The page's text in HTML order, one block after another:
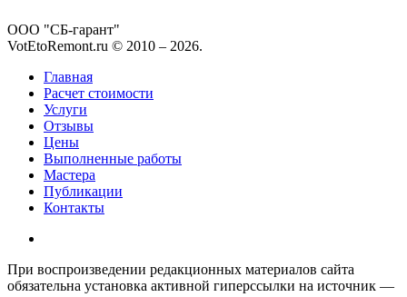
ООО "СБ-гарант"
VotEtoRemont.ru © 2010 – 2026.
Главная
Расчет стоимости
Услуги
Отзывы
Цены
Выполненные работы
Мастера
Публикации
Контакты
При воспроизведении редакционных материалов сайта
обязательна установка активной гиперссылки на источник —